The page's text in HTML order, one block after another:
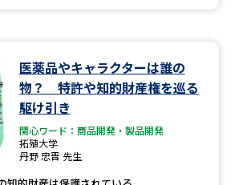
テレメール進学カタログ
訂正のご案内
医薬品やキャラクターは誰の
物？ 特許や知的財産権を巡る
駆け引き
関心ワード：商品開発・製品開発
拓殖大学
丹野 忠晋 先生